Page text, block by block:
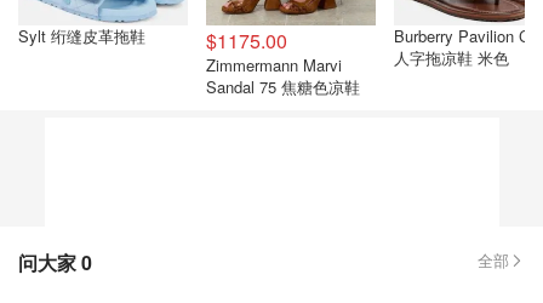
Sylt 绗缝皮革拖鞋 $1175.00
Zimmermann Marvi
Sandal 75 焦糖色凉鞋
Burberry Pavilion
人字拖凉鞋 米色
问大家0 全部